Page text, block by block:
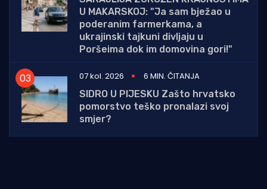
U MAKARSKOJ: "Ja sam bježao u
poderanim farmerkama, a
ukrajinski tajkuni divljaju u
Poršeima dok im domovina gori!"
07 kol. 2026
6 MIN. ČITANJA
SIDRO U PIJESKU Zašto hrvatsko
pomorstvo teško pronalazi svoj
smjer?